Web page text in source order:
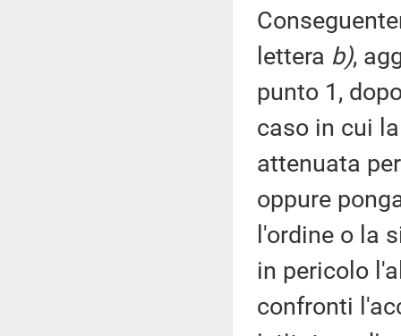
lettera b),
punto 1,
caso in cui
attenuata
oppure
l'ordine o la
in pericolo
confronti